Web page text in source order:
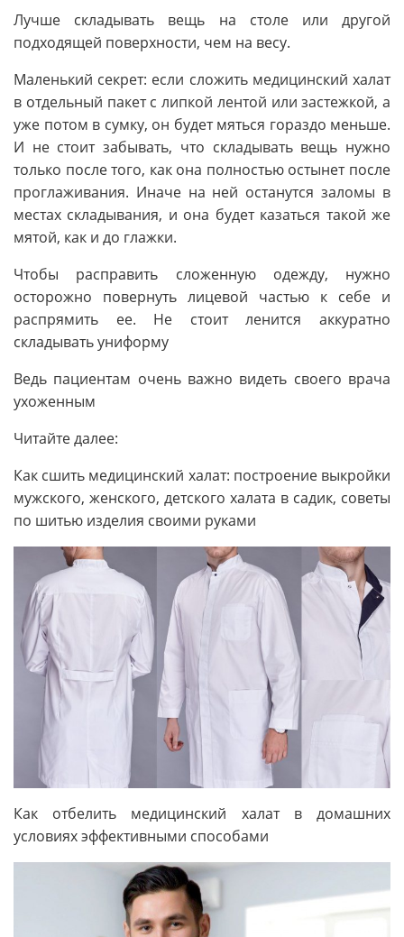
Лучше складывать вещь на столе или другой
подходящей поверхности, чем на весу.
Маленький секрет: если сложить медицинский халат
в отдельный пакет с липкой лентой или застежкой, а
уже потом в сумку, он будет мяться гораздо меньше.
И не стоит забывать, что складывать вещь нужно
только после того, как она полностью остынет после
проглаживания. Иначе на ней останутся заломы в
местах складывания, и она будет казаться такой же
мятой, как и до глажки.
Чтобы расправить сложенную одежду, нужно
осторожно повернуть лицевой частью к себе и
распрямить ее. Не стоит ленится аккуратно
складывать униформу
Ведь пациентам очень важно видеть своего врача
ухоженным
Читайте далее:
Как сшить медицинский халат: построение выкройки
мужского, женского, детского халата в садик, советы
по шитью изделия своими руками
Как отбелить медицинский халат в домашних
условиях эффективными способами